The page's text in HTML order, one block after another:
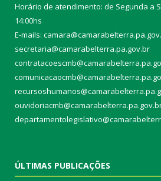
Horário de atendimento: de Segunda a
14:00hs
E-mails:
secretaria@camarabelterra.pa.gov.br
ÚLTIMAS PUBLICAÇÕES